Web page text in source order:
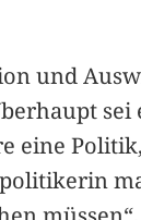
und
eine